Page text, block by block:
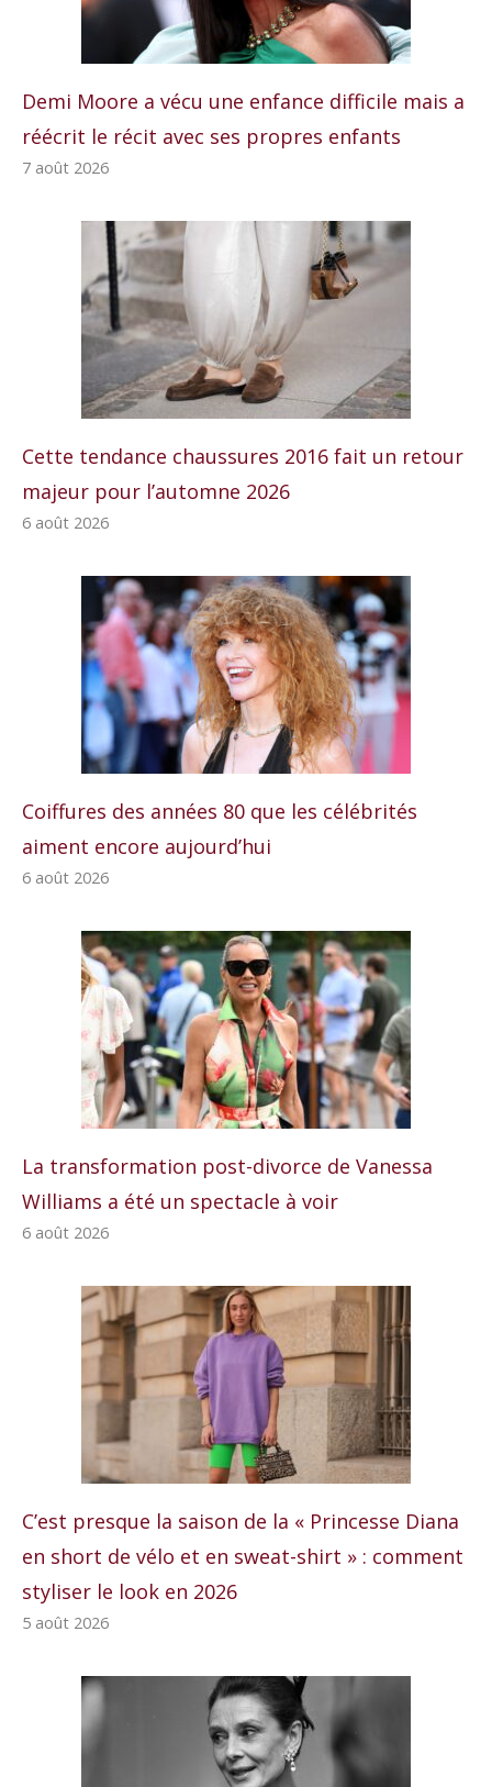
Demi Moore a vécu une enfance difficile mais a
réécrit le récit avec ses propres enfants
7 août 2026
Cette tendance chaussures 2016 fait un retour
majeur pour l’automne 2026
6 août 2026
Coiffures des années 80 que les célébrités
aiment encore aujourd’hui
6 août 2026
La transformation post-divorce de Vanessa
Williams a été un spectacle à voir
6 août 2026
C’est presque la saison de la « Princesse Diana
en short de vélo et en sweat-shirt » : comment
styliser le look en 2026
5 août 2026